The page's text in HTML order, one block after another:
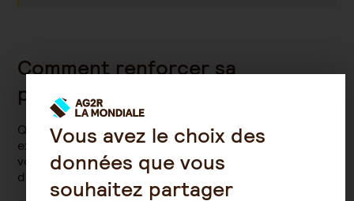
Comment renforcer sa
protection sociale à l’étranger ?
Quelle que soit votre situation, salarié ou indépendant
expatrié, travailleur détaché ou encore retraité,
votre protection sociale à l’étranger risque fort
d’être insuffisante.
Vous avez le choix des
données que vous
souhaitez partager